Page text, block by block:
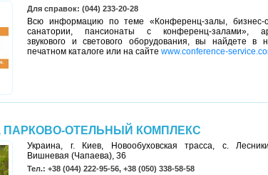
Для справок: (044) 233-20-28
Всю информацию по теме «Конференц-залы, бизнес-
санатории, пансионаты с конференц-залами»,
звукового и светового оборудования, вы найдете в
печатном каталоге или на сайте www.conference-
ПАРКОВО-ОТЕЛЬНЫЙ КОМПЛЕКС
Украина, г. Киев, Новообуховская трасса, с.
Вишневая (Чапаева), 36
Тел.: +38 (044) 222-95-56, +38 (050) 338-58-58